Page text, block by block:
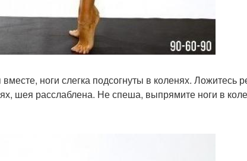
ноги слегка подсогнуты в коленях. Ложитесь
шея расслаблена. Не спеша, выпрямите ноги в